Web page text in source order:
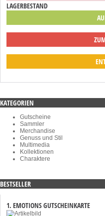
LAGERBESTAND
KATEGORIEN
Gutscheine
Sammler
Merchandise
Genuss und Stil
Multimedia
Kollektionen
Charaktere
BESTSELLER
1. EMOTIONS GUTSCHEINKARTE